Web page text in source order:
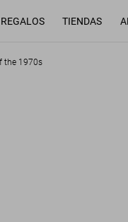
REGALOS TIENDAS
the 1970s